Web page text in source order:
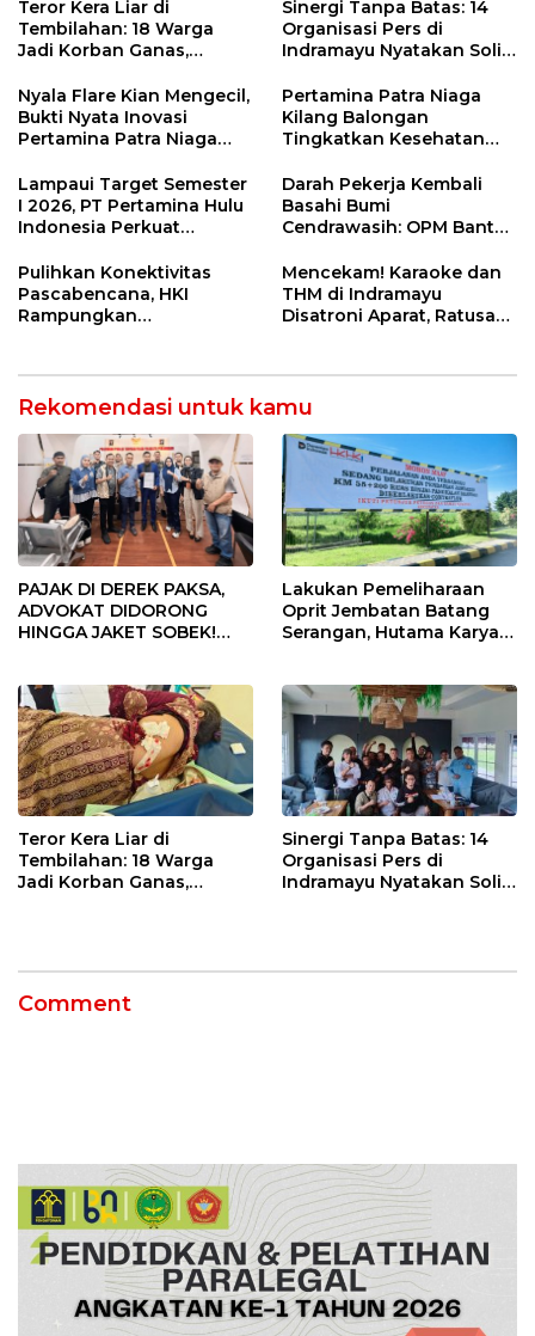
Ngamuk Kepung Polresta
Pekanbaru!
55 Tol Binjai–Langsa
Teror Kera Liar di
Tembilahan: 18 Warga
Jadi Korban Ganas,
12 Jahitan!
Sinergi Tanpa Batas: 14
Organisasi Pers di
Indramayu Nyatakan Solid
Nyala Flare Kian Mengecil,
Bukti Nyata Inovasi
Pertamina Patra Niaga
Net Zero Emission 2060
Pertamina Patra Niaga
Kilang Balongan
Tingkatkan Kesehatan
Pemeriksaan Kesehatan
Rutin dan Edukasi
Perawatan Gigi
Lampaui Target Semester
I 2026, PT Pertamina Hulu
Indonesia Perkuat
Nasional Lewat Inovasi &
Keselamatan Kerja
Darah Pekerja Kembali
Basahi Bumi
Cendrawasih: OPM Bantai
di Tolikara!
Pulihkan Konektivitas
Pascabencana, HKI
Rampungkan
Mencekam! Karaoke dan
THM di Indramayu
Disatroni Aparat, Ratusan
Rekomendasi untuk kamu
PAJAK DI DEREK PAKSA,
ADVOKAT DIDORONG
HINGGA JAKET SOBEK!
Pekanbaru!
Lakukan Pemeliharaan
Oprit Jembatan Batang
Serangan, Hutama Karya
Teror Kera Liar di
Tembilahan: 18 Warga
Jadi Korban Ganas,
Sinergi Tanpa Batas: 14
Organisasi Pers di
Indramayu Nyatakan Solid
Comment